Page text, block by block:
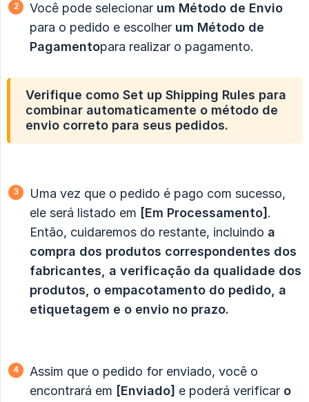
Você pode selecionar um Método de Envio
para o pedido e escolher um Método de
Pagamentopara realizar o pagamento.
Verifique como Set up Shipping Rules para
combinar automaticamente o método de
envio correto para seus pedidos.
Uma vez que o pedido é pago com sucesso,
ele será listado em [Em Processamento] .
Então, cuidaremos do restante, incluindo a
compra dos produtos correspondentes dos
fabricantes, a verificação da qualidade dos
produtos, o empacotamento do pedido, a
etiquetagem e o envio no prazo.
Assim que o pedido for enviado, você o
encontrará em [Enviado] e poderá verificar o